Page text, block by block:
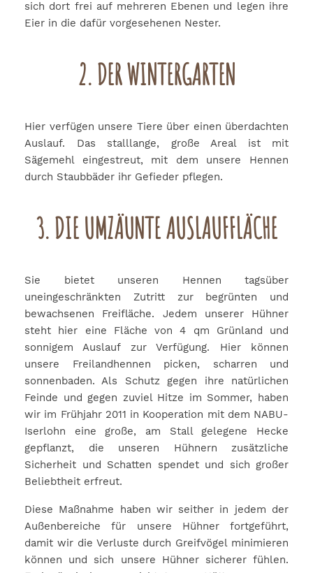
sich dort frei auf mehreren Ebenen und legen ihre
Eier in die dafür vorgesehenen Nester.
2. DER WINTERGARTEN
Hier verfügen unsere Tiere über einen überdachten
Auslauf. Das stalllange, große Areal ist mit
Sägemehl eingestreut, mit dem unsere Hennen
durch Staubbäder ihr Gefieder pflegen.
3. DIE UMZÄUNTE AUSLAUFFLÄCHE
Sie bietet unseren Hennen tagsüber
uneingeschränkten Zutritt zur begrünten und
bewachsenen Freifläche. Jedem unserer Hühner
steht hier eine Fläche von 4 qm Grünland und
sonnigem Auslauf zur Verfügung. Hier können
unsere Freilandhennen picken, scharren und
sonnenbaden. Als Schutz gegen ihre natürlichen
Feinde und gegen zuviel Hitze im Sommer, haben
wir im Frühjahr 2011 in Kooperation mit dem NABU-
Iserlohn eine große, am Stall gelegene Hecke
gepflanzt, die unseren Hühnern zusätzliche
Sicherheit und Schatten spendet und sich großer
Beliebtheit erfreut.
Diese Maßnahme haben wir seither in jedem der
Außenbereiche für unsere Hühner fortgeführt,
damit wir die Verluste durch Greifvögel minimieren
können und sich unsere Hühner sicherer fühlen.